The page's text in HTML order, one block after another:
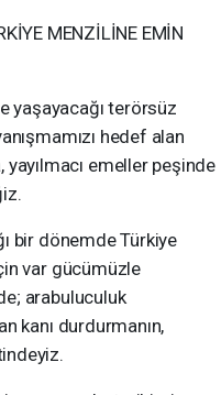
MENZİLİNE EMİN
yaşayacağı terörsüz
hedef alan
emeller peşinde
bir dönemde Türkiye
var gücümüzle
arabuluculuk
kanı durdurmanın,